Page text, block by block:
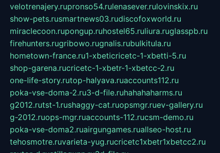
velotrenajery.rupronso54.rulenasever.rulovinskix.ru
show-pets.rusmartnews03.rudiscofoxworld.ru
miraclecoon.rupongup.ruhostel65.ruliura.ruglasspb.ru
firehunters.rugribowo.rugnalis.rubulkitula.ru
hometown-france.ru1-xbeticricetc-1-xbetti-5.ru
shop-garena.rucricetc-1-xbetr-1-xbetcc-2.ru
one-life-story.rutop-halyava.ruaccounts112.ru
poka-vse-doma-2.ru3-d-file.ruhahahaharms.ru
g2012.rutst-1.rushaggy-cat.ruopsmgr.ruev-gallery.ru
g-2012.ruops-mgr.ruaccounts-112.rucsm-demo.ru
poka-vse-doma2.ruairgungames.ruallseo-host.ru
tehosmotre.ruvarieta-yug.rucricetc1xbetr1xbetcc2.ru